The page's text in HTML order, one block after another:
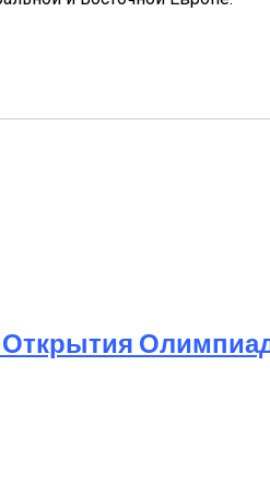
Открытия